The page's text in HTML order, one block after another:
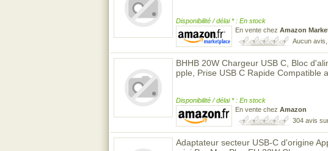
Disponibilité / délai * : En stock
En vente chez Amazon
Aucun
BHHB 20W Chargeur USB C, Bloc
pple, Prise USB C Rapide Compatible
Disponibilité / délai * : En stock
En vente chez Amazon
304 avis
Adaptateur secteur USB-C d'origine